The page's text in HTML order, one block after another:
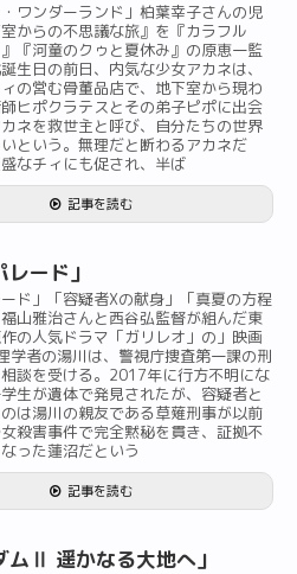
・ワンダーランド」柏葉幸子さんの児
からの不思議な旅』を『カラフル
』『河童のクゥと夏休み』の原恵一監
生日の前日、内気な少女アカネは、
の営む骨董品店で、地下室から現わ
ヒポクラテスとその弟子ピポに出会
ネを救世主と呼び、自分たちの世界
という。無理だと断わるアカネだ
なチィにも促され、半ば
記事を読む
レード」
ード」「容疑者Xの献身」「真夏の方程
山雅治さんと西谷弘監督が組んだ東
の人気ドラマ「ガリレオ」の」映画
学者の湯川は、警視庁捜査第一課の刑
談を受ける。2017年に行方不明にな
生が遺体で発見されたが、容疑者と
は湯川の親友である草薙刑事が以前
殺害事件で完全黙秘を貫き、証拠不
った蓮沼だという
記事を読む
ムⅡ 遥かなる大地へ」